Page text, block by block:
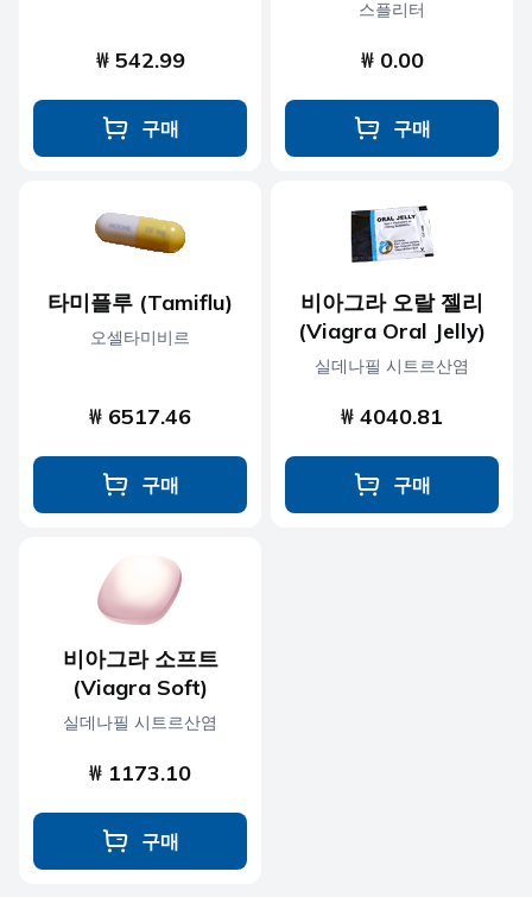
₩ 542.99
구매
스플리터
₩ 0.00
구매
타미플루 (Tamiflu)
오셀타미비르
₩ 6517.46
구매
비아그라 오랄 젤리
(Viagra Oral Jelly)
실데나필 시트르산염
₩ 4040.81
구매
비아그라 소프트
(Viagra Soft)
실데나필 시트르산염
₩ 1173.10
구매